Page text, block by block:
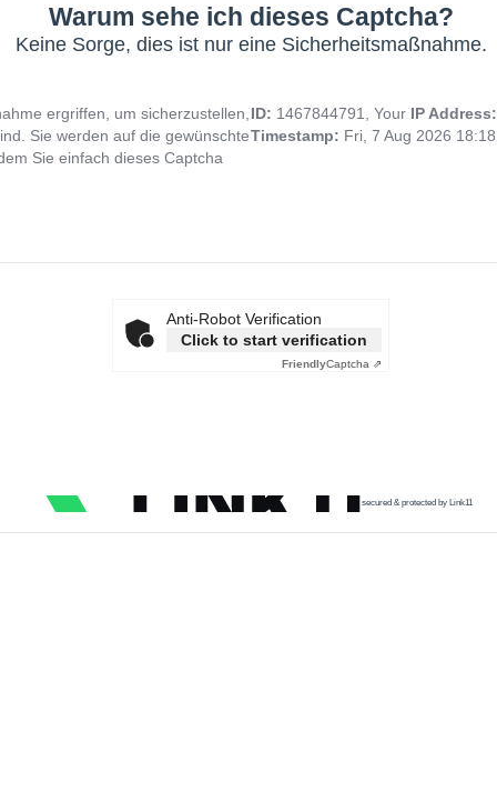
Warum sehe ich dieses Captcha?
Keine Sorge, dies ist nur eine Sicherheitsmaßnahme.
ergriffen, um sicherzustellen,
Sie werden auf die gewünschte
Sie einfach dieses Captcha
ID: 1467844791, Your IP
Timestamp: Fri, 7 Aug 2026
Anti-Robot Verification
Click to start verification
FriendlyCaptcha ⇗
secured & protected by Link11